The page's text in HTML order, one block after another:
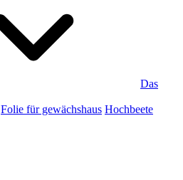
Das
Folie für gewächshaus Hochbeete